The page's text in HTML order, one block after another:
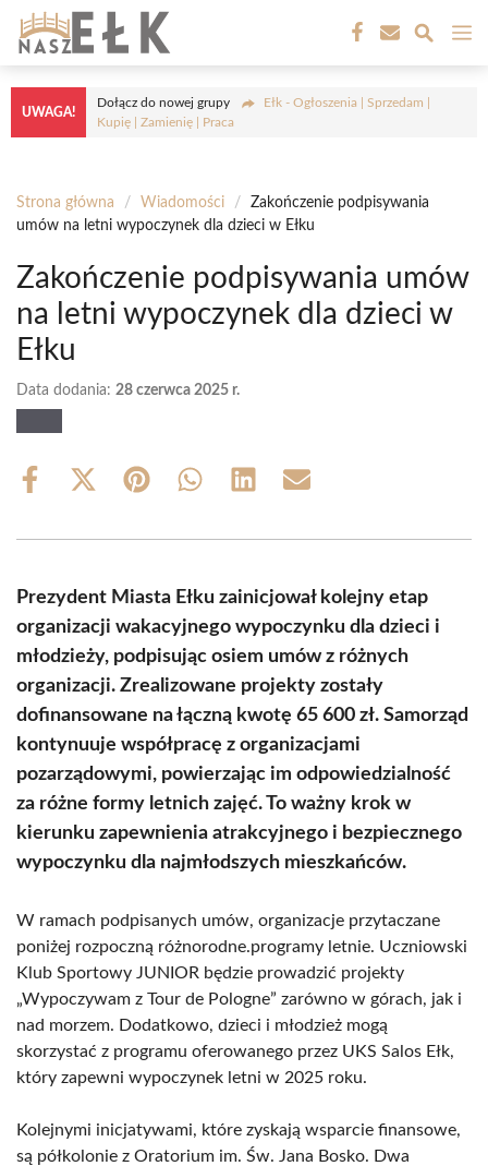
Przejdź
treści
UWAGA!
Dołącz do nowej grupy
Ełk - Ogłoszenia | Sprzedam |
Kupię | Zamienię | Praca
Strona główna / Wiadomości /
Zakończenie podpisywania
umów na letni wypoczynek dla dzieci w Ełku
Zakończenie podpisywania umów
na letni wypoczynek dla dzieci w
Ełku
Data dodania: 28 czerwca 2025 r.
Share
Share
(Twitter)
Share Share Share Share
Prezydent Miasta Ełku zainicjował kolejny etap
organizacji wakacyjnego wypoczynku dla dzieci i
młodzieży, podpisując osiem umów z różnych
organizacji. Zrealizowane projekty zostały
dofinansowane na łączną kwotę 65 600 zł. Samorząd
kontynuuje współpracę z organizacjami
pozarządowymi, powierzając im odpowiedzialność
za różne formy letnich zajęć. To ważny krok w
kierunku zapewnienia atrakcyjnego i bezpiecznego
wypoczynku dla najmłodszych mieszkańców.
W ramach podpisanych umów, organizacje przytaczane
poniżej rozpoczną różnorodne.programy letnie. Uczniowski
Klub Sportowy JUNIOR będzie prowadzić projekty
„Wypoczywam z Tour de Pologne” zarówno w górach, jak i
nad morzem. Dodatkowo, dzieci i młodzież mogą
skorzystać z programu oferowanego przez UKS Salos Ełk,
który zapewni wypoczynek letni w 2025 roku.
Kolejnymi inicjatywami, które zyskają wsparcie finansowe,
są półkolonie z Oratorium im. Św. Jana Bosko. Dwa